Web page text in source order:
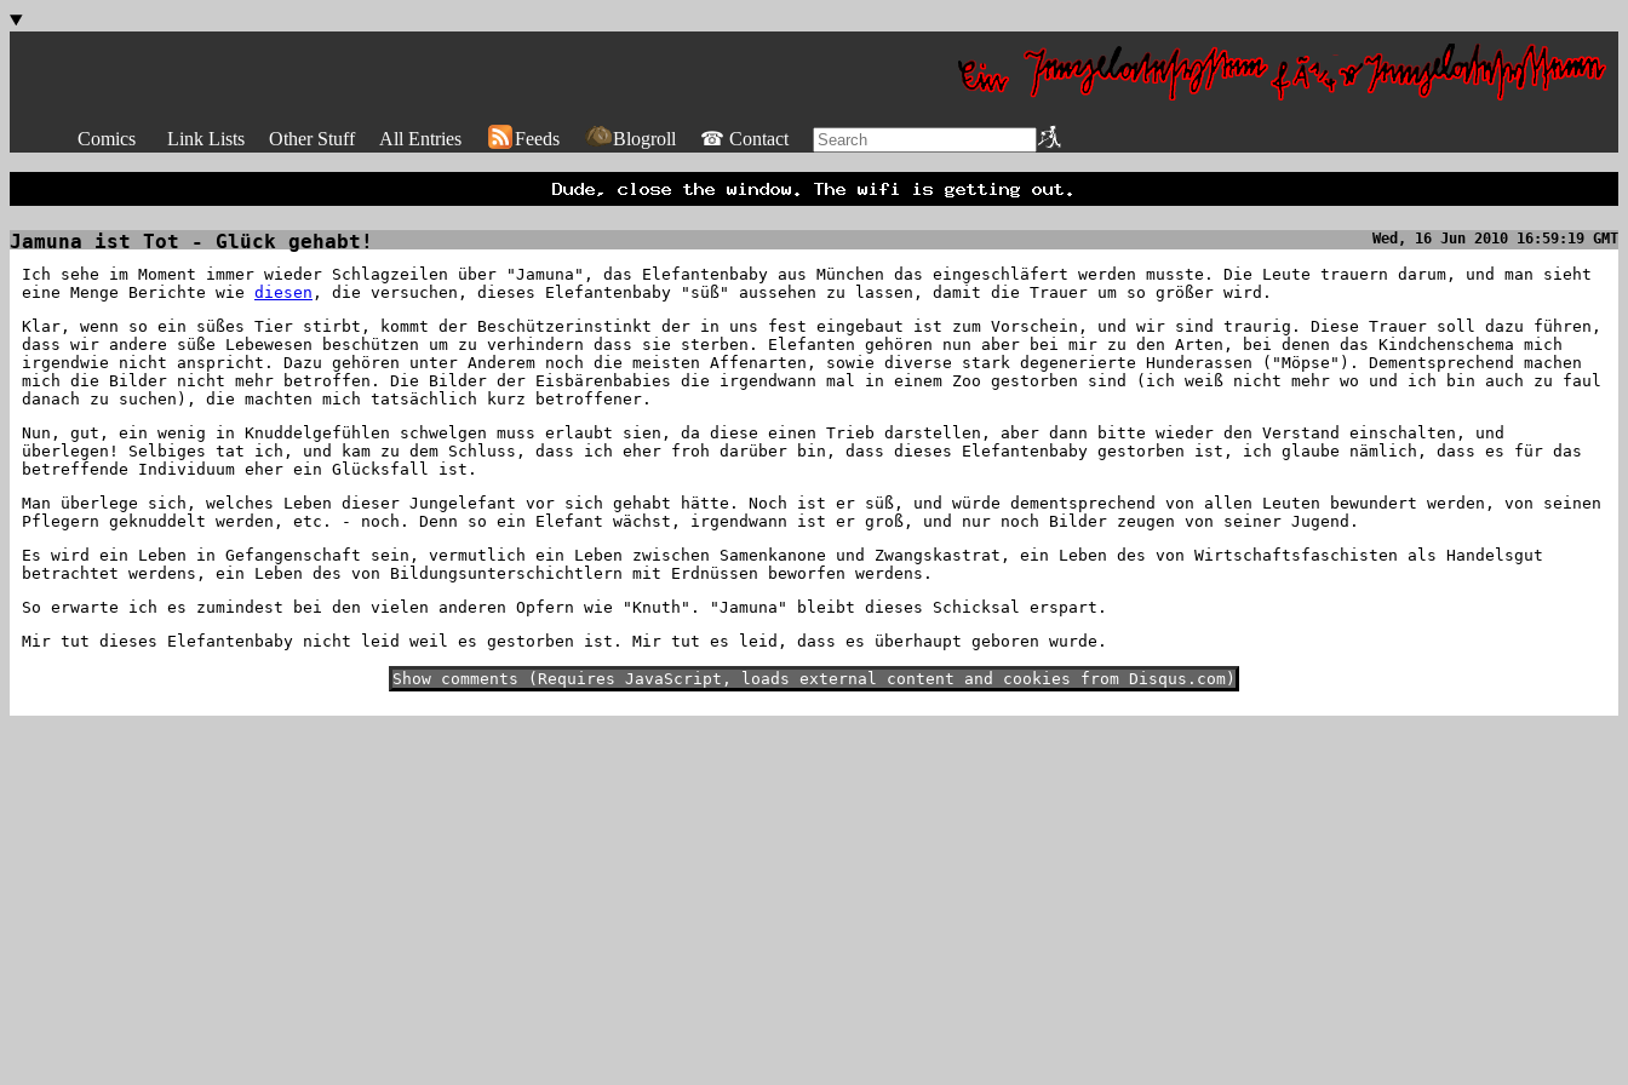
Comics Link Lists Other Stuff All Entries Feeds Blogroll ☎ Contact
Jamuna ist Tot - Glück gehabt! Wed, 16 Jun 2010 16:59:19 GMT
Ich sehe im Moment immer wieder Schlagzeilen über "Jamuna", das Elefantenbaby aus München das eingeschläfert werden musste. Die Leute trauern darum, und man sieht
eine Menge Berichte wie diesen , die versuchen, dieses Elefantenbaby "süß" aussehen zu lassen, damit die Trauer um so größer wird.
Klar, wenn so ein süßes Tier stirbt, kommt der Beschützerinstinkt der in uns fest eingebaut ist zum Vorschein, und wir sind traurig. Diese Trauer soll dazu führen,
dass wir andere süße Lebewesen beschützen um zu verhindern dass sie sterben. Elefanten gehören nun aber bei mir zu den Arten, bei denen das Kindchenschema mich
irgendwie nicht anspricht. Dazu gehören unter Anderem noch die meisten Affenarten, sowie diverse stark degenerierte Hunderassen ("Möpse"). Dementsprechend machen
mich die Bilder nicht mehr betroffen. Die Bilder der Eisbärenbabies die irgendwann mal in einem Zoo gestorben sind (ich weiß nicht mehr wo und ich bin auch zu faul
danach zu suchen), die machten mich tatsächlich kurz betroffener.
Nun, gut, ein wenig in Knuddelgefühlen schwelgen muss erlaubt sien, da diese einen Trieb darstellen, aber dann bitte wieder den Verstand einschalten, und
überlegen! Selbiges tat ich, und kam zu dem Schluss, dass ich eher froh darüber bin, dass dieses Elefantenbaby gestorben ist, ich glaube nämlich, dass es für das
betreffende Individuum eher ein Glücksfall ist.
Man überlege sich, welches Leben dieser Jungelefant vor sich gehabt hätte. Noch ist er süß, und würde dementsprechend von allen Leuten bewundert werden, von seinen
Pflegern geknuddelt werden, etc. - noch. Denn so ein Elefant wächst, irgendwann ist er groß, und nur noch Bilder zeugen von seiner Jugend.
Es wird ein Leben in Gefangenschaft sein, vermutlich ein Leben zwischen Samenkanone und Zwangskastrat, ein Leben des von Wirtschaftsfaschisten als Handelsgut
betrachtet werdens, ein Leben des von Bildungsunterschichtlern mit Erdnüssen beworfen werdens.
So erwarte ich es zumindest bei den vielen anderen Opfern wie "Knuth". "Jamuna" bleibt dieses Schicksal erspart.
Mir tut dieses Elefantenbaby nicht leid weil es gestorben ist. Mir tut es leid, dass es überhaupt geboren wurde.
Show comments (Requires JavaScript, loads external content and cookies from Disqus.com)